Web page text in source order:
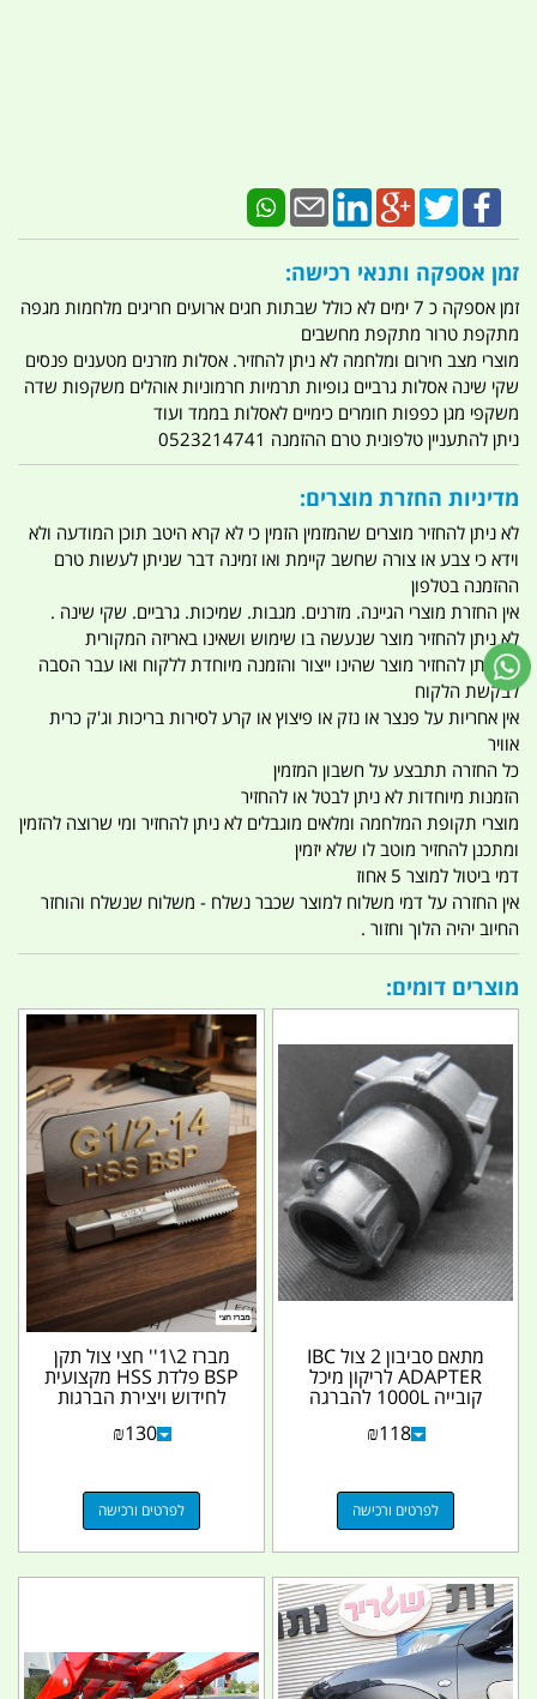
זמן אספקה ותנאי רכישה:
זמן אספקה כ 7 ימים לא כולל שבתות חגים ארועים חריגים מלחמות מגפה
מתקפת טרור מתקפת מחשבים
מוצרי מצב חירום ומלחמה לא ניתן להחזיר. אסלות מזרנים מטענים פנסים
שקי שינה אסלות גרביים גופיות תרמיות חרמוניות אוהלים משקפות שדה
משקפי מגן כפפות חומרים כימיים לאסלות בממד ועוד
ניתן להתעניין טלפונית טרם ההזמנה 0523214741
מדיניות החזרת מוצרים:
לא ניתן להחזיר מוצרים שהמזמין הזמין כי לא קרא היטב תוכן המודעה ולא
וידא כי צבע או צורה שחשב קיימת ואו זמינה דבר שניתן לעשות טרם
ההזמנה בטלפון
אין החזרת מוצרי הגיינה. מזרנים. מגבות. שמיכות. גרביים. שקי שינה .
לא ניתן להחזיר מוצר שנעשה בו שימוש ושאינו באריזה המקורית
לא ניתן להחזיר מוצר שהינו ייצור והזמנה מיוחדת ללקוח ואו עבר הסבה
לבקשת הלקוח
אין אחריות על פנצר או נזק או פיצוץ או קרע לסירות בריכות וג'ק כרית
אוויר
כל החזרה תתבצע על חשבון המזמין
הזמנות מיוחדות לא ניתן לבטל או להחזיר
מוצרי תקופת המלחמה ומלאים מוגבלים לא ניתן להחזיר ומי שרוצה להזמין
ומתכנן להחזיר מוטב לו שלא יזמין
דמי ביטול למוצר 5 אחוז
אין החזרה על דמי משלוח למוצר שכבר נשלח - משלוח שנשלח והוחזר
החיוב יהיה הלוך וחזור .
מוצרים דומים:
מתאם סביבון 2 צול IBC
ADAPTER לריקון מיכל
קובייה 1000L להברגה
₪118
לפרטים ורכישה
מברז 2\1'' חצי צול תקן
BSP פלדת HSS מקצועית
לחידוש ויצירת הברגות
₪130
לפרטים ורכישה